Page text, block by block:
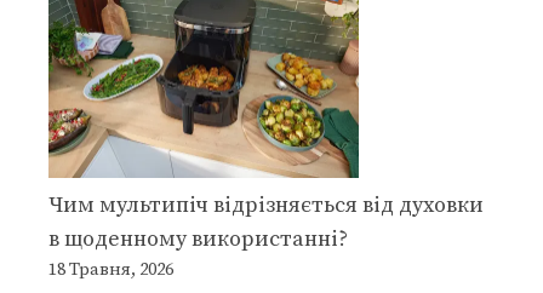
Чим мультипіч відрізняється від духовки
в щоденному використанні?
18 Травня, 2026